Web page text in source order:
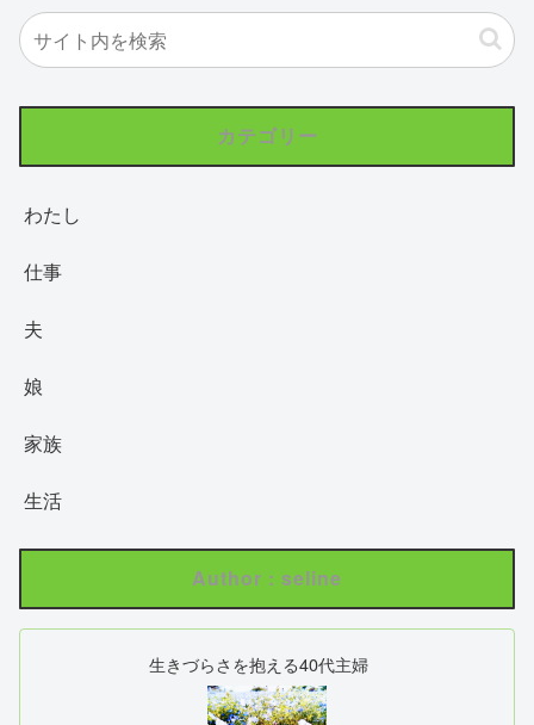
カテゴリー
わたし
仕事
夫
娘
家族
生活
Author : seline
生きづらさを抱える40代主婦